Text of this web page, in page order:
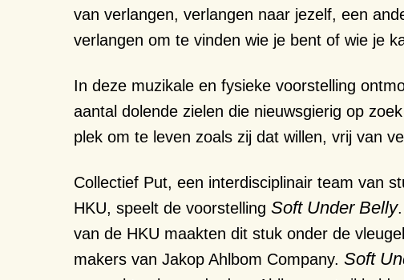
van verlangen, verlangen naar jezelf, een
verlangen om te vinden wie je bent of wie je
In deze muzikale en fysieke voorstelling
aantal dolende zielen die nieuwsgierig op
plek om te leven zoals zij dat willen, vrij van
Collectief Put, een interdisciplinair team van
HKU, speelt de voorstelling Soft Under Belly
van de HKU maakten dit stuk onder de
makers van Jakop Ahlbom Company. Soft